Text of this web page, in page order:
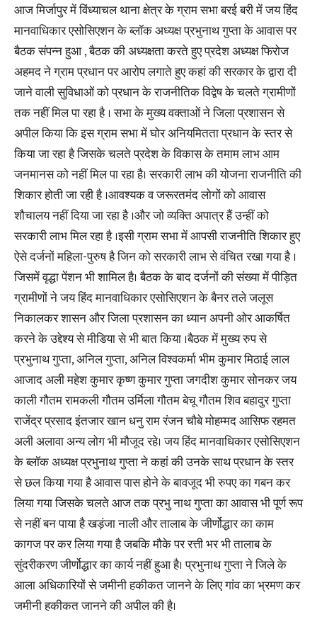
आज मिर्जापुर में विंध्याचल थाना क्षेत्र के ग्राम सभा बरई बरी में जय हिंद
मानवाधिकार एसोसिएशन के ब्लॉक अध्यक्ष प्रभुनाथ गुप्ता के आवास पर
बैठक संपन्न हुआ , बैठक की अध्यक्षता करते हुए प्रदेश अध्यक्ष फिरोज
अहमद ने ग्राम प्रधान पर आरोप लगाते हुए कहां की सरकार के द्वारा दी
जाने वाली सुविधाओं को प्रधान के राजनीतिक विद्वेष के चलते ग्रामीणों
तक नहीं मिल पा रहा है । सभा के मुख्य वक्ताओं ने जिला प्रशासन से
अपील किया कि इस ग्राम सभा में घोर अनियमितता प्रधान के स्तर से
किया जा रहा है जिसके चलते प्रदेश के विकास के तमाम लाभ आम
जनमानस को नहीं मिल पा रहा है। सरकारी लाभ की योजना राजनीति की
शिकार होती जा रही है ।आवश्यक व जरूरतमंद लोगों को आवास
शौचालय नहीं दिया जा रहा है ।और जो व्यक्ति अपात्र हैं उन्हीं को
सरकारी लाभ मिल रहा है ।इसी ग्राम सभा में आपसी राजनीति शिकार हुए
ऐसे दर्जनों महिला-पुरुष है जिन को सरकारी लाभ से वंचित रखा गया है ।
जिसमें वृद्धा पेंशन भी शामिल है। बैठक के बाद दर्जनों की संख्या में पीड़ित
ग्रामीणों ने जय हिंद मानवाधिकार एसोसिएशन के बैनर तले जलूस
निकालकर शासन और जिला प्रशासन का ध्यान अपनी ओर आकर्षित
करने के उद्देश्य से मीडिया से भी बात किया ।बैठक में मुख्य रुप से
प्रभुनाथ गुप्ता, अनिल गुप्ता, अनिल विश्वकर्मा भीम कुमार मिठाई लाल
आजाद अली महेश कुमार कृष्ण कुमार गुप्ता जगदीश कुमार सोनकर जय
काली गौतम रामकली गौतम उर्मिला गौतम बेचू गौतम शिव बहादुर गुप्ता
राजेंद्र प्रसाद इंतजार खान धनु राम रंजन चौबे मोहम्मद आसिफ रहमत
अली अलावा अन्य लोग भी मौजूद रहे। जय हिंद मानवाधिकार एसोसिएशन
के ब्लॉक अध्यक्ष प्रभुनाथ गुप्ता ने कहां की उनके साथ प्रधान के स्तर
से छल किया गया है आवास पास होने के बावजूद भी रुपए का गबन कर
लिया गया जिसके चलते आज तक प्रभु नाथ गुप्ता का आवास भी पूर्ण रूप
से नहीं बन पाया है खड़ंजा नाली और तालाब के जीर्णोद्धार का काम
कागज पर कर लिया गया है जबकि मौके पर रत्ती भर भी तालाब के
सुंदरीकरण जीर्णोद्धार का कार्य नहीं हुआ है। प्रभुनाथ गुप्ता ने जिले के
आला अधिकारियों से जमीनी हकीकत जानने के लिए गांव का भ्रमण कर
जमीनी हकीकत जानने की अपील की है।